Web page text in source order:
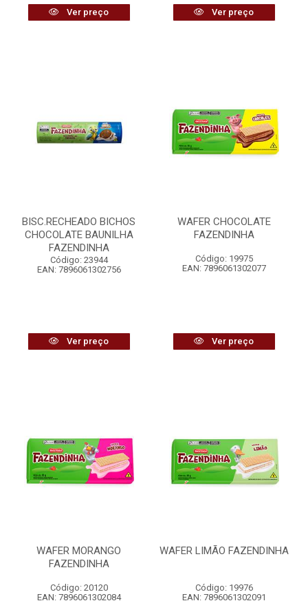
Ver preço Ver preço
BISC.RECHEADO BICHOS
CHOCOLATE BAUNILHA
FAZENDINHA
Código: 23944
EAN: 7896061302756
Ver preço
WAFER CHOCOLATE
FAZENDINHA
Código: 19975
EAN: 7896061302077
Ver preço
WAFER MORANGO
FAZENDINHA
Código: 20120
EAN: 7896061302084
WAFER LIMÃO FAZENDINHA
Código: 19976
EAN: 7896061302091